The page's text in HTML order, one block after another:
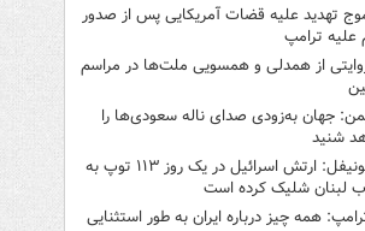
تهدید علیه قضات آمریکایی پس از صدور
علیه ترامپ
از همدلی و همسویی ملت‌ها در مراسم
جهان به‌زودی صدای ناله سعودی‌ها را
شنید
یونیفل: ارتش اسرائیل در یک روز ۱۱۳ توپ به
لبنان شلیک کرده است
همه چیز درباره ایران به طور استثنایی